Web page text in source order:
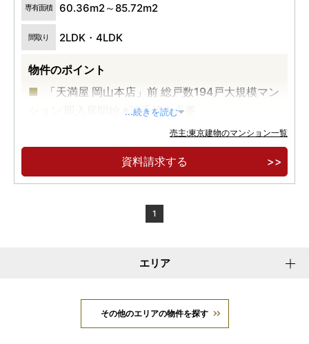
専有面積 60.36m2～85.72m2
間取り 2LDK・4LDK
物件のポイント
「天満屋 岡山本店」前 総戸数194戸大規模マン
ション 即入居開始 ※諸手続き必要
歴史深く、現在は商業・医療・公共・文化が集
積する「中山下」エリア
車寄せのあるエントランス、パーティールーム
...続きを読む
売主:東京建物のマンション一覧
資料請求する
1
エリア
その他のエリアの物件を探す